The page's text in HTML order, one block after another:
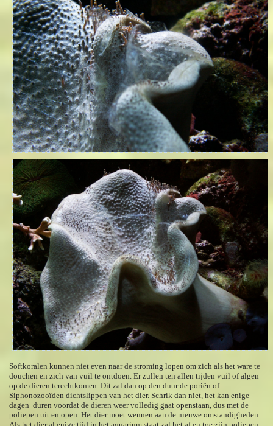
Softkoralen kunnen niet even naar de stroming lopen om zich als het ware te
douchen en zich van vuil te ontdoen. Er zullen ten allen tijden vuil of algen
op de dieren terechtkomen. Dit zal dan op den duur de poriën of
Siphonozooïden dichtslippen van het dier. Schrik dan niet, het kan enige
dagen duren voordat de dieren weer volledig gaat openstaan, dus met de
poliepen uit en open. Het dier moet wennen aan de nieuwe omstandigheden.